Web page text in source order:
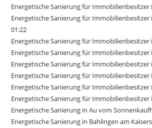
Energetische Sanierung für Immobilienbesitzer
Energetische Sanierung für Immobilienbesitzer
01:22
Energetische Sanierung für Immobilienbesitzer
Energetische Sanierung für Immobilienbesitzer
Energetische Sanierung für Immobilienbesitzer
Energetische Sanierung für Immobilienbesitzer
Energetische Sanierung für Immobilienbesitzer
Energetische Sanierung für Immobilienbesitzer
Energetische Sanierung in Au vom
Energetische Sanierung in Bahlingen am